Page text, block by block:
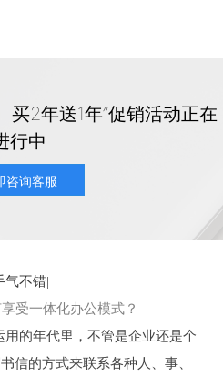
买2年送1年”促销活动正在
行中
咨询客服
气不错|
受一体化办公模式？
的年代里，不管是企业还是个
信的方式来联系各种人、事、